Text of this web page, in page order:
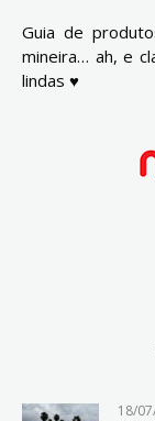
Guia de
mineira… ah, e
lindas ♥
18/